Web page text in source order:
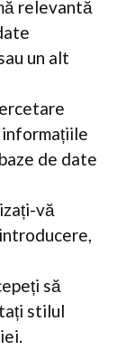
relevantă
un alt
de date
vă
să
stilul